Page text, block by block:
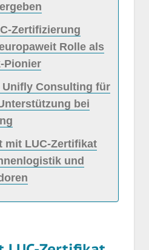
Zertifizierung
Rolle als
Pionier
Consulting für
bei
mit LUC-Zertifikat
und